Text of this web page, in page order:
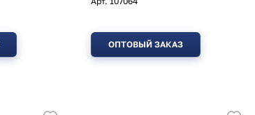
ОПТОВЫЙ ЗАКАЗ